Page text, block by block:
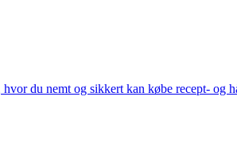
du nemt og sikkert kan købe recept- og